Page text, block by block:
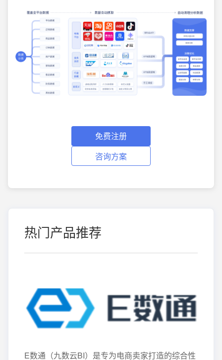
免费注册
咨询方案
热门产品推荐
E数通（九数云BI）是专为电商卖家打造的综合性